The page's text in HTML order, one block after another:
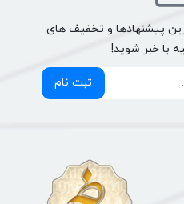
پیشنهادها و تخفیف های
با خبر شوید!
ثبت نام